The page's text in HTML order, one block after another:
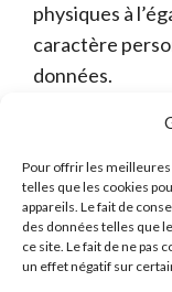
Pour offrir les
telles que les cookies
appareils. Le fait de
des données telles que
ce site. Le fait de ne pas
un effet négatif sur
physiques à
caractère
données.
29